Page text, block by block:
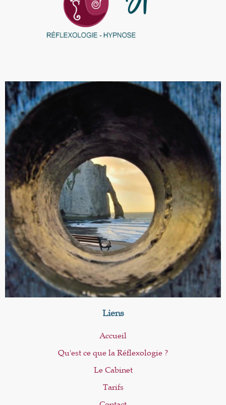
Liens
Accueil
Qu'est ce que la Réflexologie ?
Le Cabinet
Tarifs